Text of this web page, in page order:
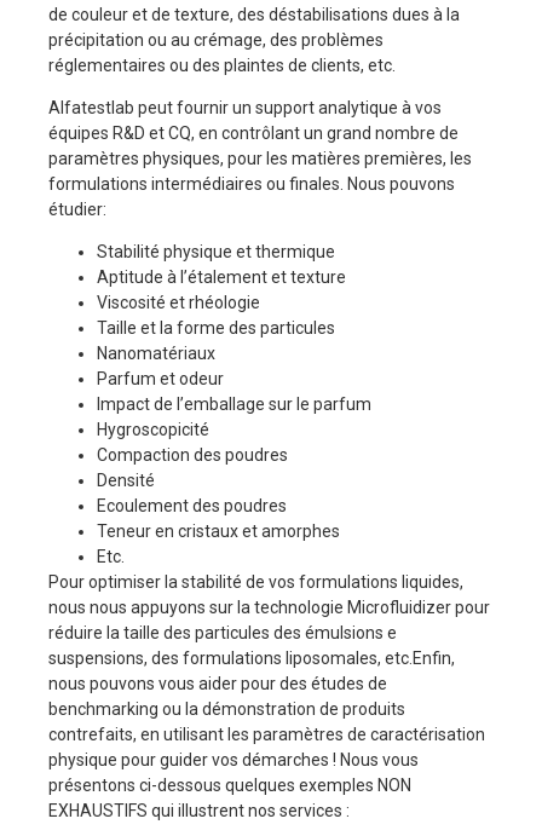
de couleur et de texture, des déstabilisations dues à la
précipitation ou au crémage, des problèmes
réglementaires ou des plaintes de clients, etc.
Alfatestlab peut fournir un support analytique à vos
équipes R&D et CQ, en contrôlant un grand nombre de
paramètres physiques, pour les matières premières, les
formulations intermédiaires ou finales. Nous pouvons
étudier:
Stabilité physique et thermique
Aptitude à l’étalement et texture
Viscosité et rhéologie
Taille et la forme des particules
Nanomatériaux
Parfum et odeur
Impact de l’emballage sur le parfum
Hygroscopicité
Compaction des poudres
Densité
Ecoulement des poudres
Teneur en cristaux et amorphes
Etc.
Pour optimiser la stabilité de vos formulations liquides,
nous nous appuyons sur la technologie Microfluidizer pour
réduire la taille des particules des émulsions e
suspensions, des formulations liposomales, etc.Enfin,
nous pouvons vous aider pour des études de
benchmarking ou la démonstration de produits
contrefaits, en utilisant les paramètres de caractérisation
physique pour guider vos démarches ! Nous vous
présentons ci-dessous quelques exemples NON
EXHAUSTIFS qui illustrent nos services :